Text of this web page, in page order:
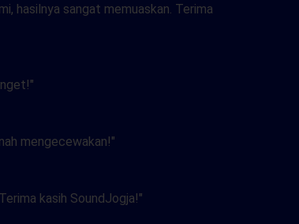
hasilnya sangat memuaskan. Terima
mengecewakan!"
kasih SoundJogja!"